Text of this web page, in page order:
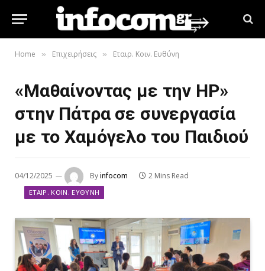
Home » Επιχειρήσεις » Εταιρ. Κοιν. Ευθύνη
«Μαθαίνοντας με την HP»
στην Πάτρα σε συνεργασία
με το Χαμόγελο του Παιδιού
04/12/2025 Byinfocom 2 Mins Read
ΕΤΑΙΡ. ΚΟΙΝ. ΕΥΘΎΝΗ